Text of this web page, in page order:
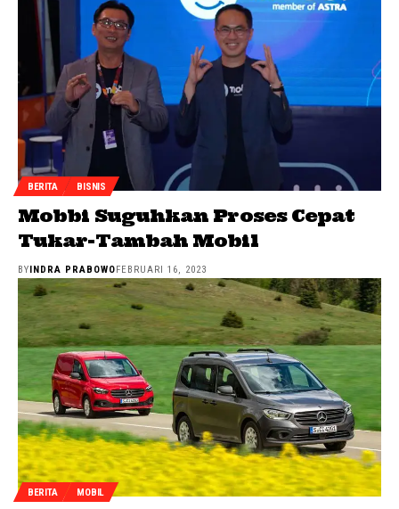
BERITA BISNIS
Mobbi Suguhkan Proses Cepat
Tukar-Tambah Mobil
BY INDRA PRABOWO FEBRUARI 16, 2023
BERITA MOBIL